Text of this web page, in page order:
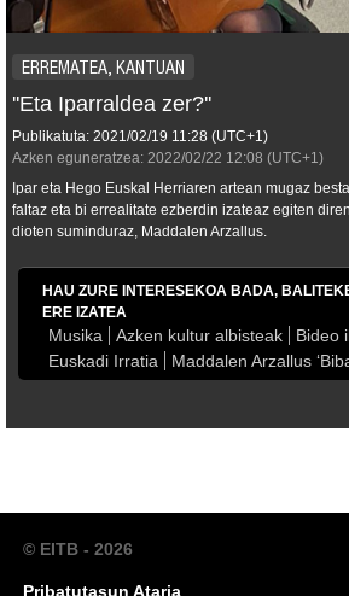
ERREMATEA, KANTUAN
''Eta Iparraldea zer?''
Publikatuta: 2021/02/19 11:28 (UTC+1)
Azken eguneratzea: 2022/02/22 12:08 (UTC+1)
Ipar eta Hego Euskal Herriaren artean mugaz
faltaz eta bi errealitate ezberdin izateaz egiten
dioten suminduraz, Maddalen Arzallus.
HAU ZURE INTERESEKOA BADA,
ERE IZATEA
Musika Azken kultur albisteak
Bideo
Euskadi Irratia
Maddalen Arzallus
© EITB - 2026
Pribatutasun Ataria